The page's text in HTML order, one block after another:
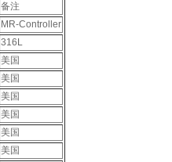
备注
MR-Controller
316L
美国
美国
美国
美国
美国
美国